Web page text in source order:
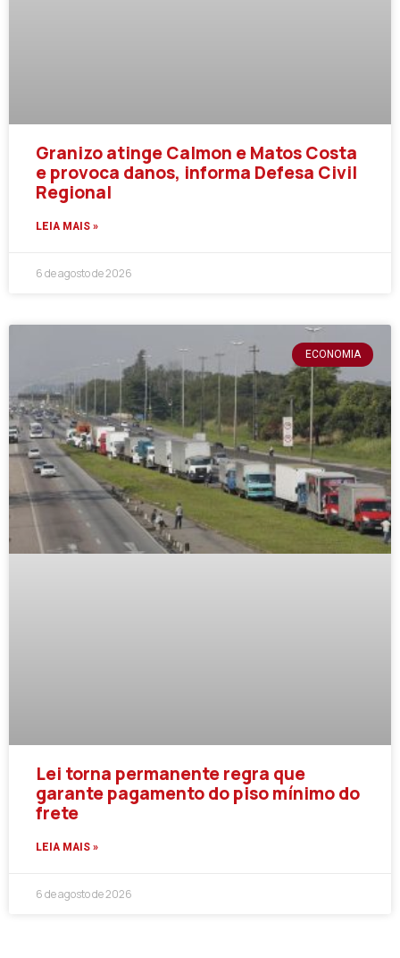
Granizo atinge Calmon e Matos Costa
e provoca danos, informa Defesa Civil
Regional
LEIA MAIS »
6 de agosto de 2026
ECONOMIA
Lei torna permanente regra que
garante pagamento do piso mínimo do
frete
LEIA MAIS »
6 de agosto de 2026